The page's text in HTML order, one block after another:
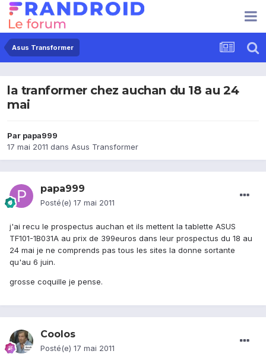
Asus Transformer
la tranformer chez auchan du 18 au 24
mai
Par papa999
17 mai 2011 dans Asus Transformer
papa999
Posté(e) 17 mai 2011
j'ai recu le prospectus auchan et ils mettent la tablette ASUS
TF101-1B031A au prix de 399euros dans leur prospectus du 18 au
24 mai je ne comprends pas tous les sites la donne sortante
qu'au 6 juin.
grosse coquille je pense.
Coolos
Posté(e) 17 mai 2011